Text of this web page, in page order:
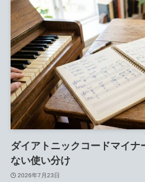
ダイアトニックコードマイナ
ない使い分け
2026年7月23日